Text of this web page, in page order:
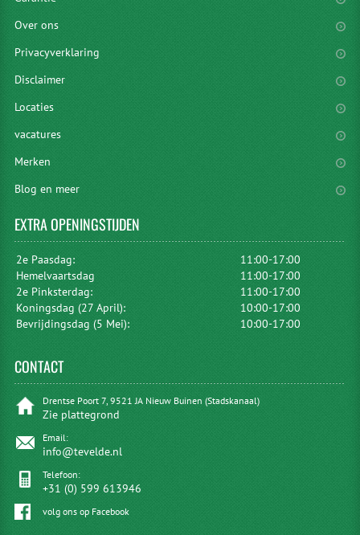
Over ons
Privacyverklaring
Disclaimer
Locaties
vacatures
Merken
Blog en meer
EXTRAOPENINGSTIJDEN
2e Paasdag:
11:00-17:00
Hemelvaartsdag
11:00-17:00
2e Pinksterdag:
11:00-17:00
Koningsdag (27 April):
10:00-17:00
Bevrijdingsdag (5 Mei):
10:00-17:00
CONTACT
Drentse Poort 7, 9521 JA Nieuw Buinen (Stadskanaal)
Zie plattegrond
Email:
info@tevelde.nl
Telefoon:
+31 (0) 599 613946
volg ons op Facebook